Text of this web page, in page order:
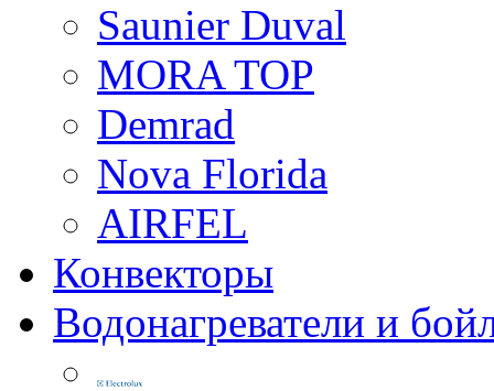
Saunier Duval
MORA TOP
Demrad
Nova Florida
AIRFEL
Конвекторы
Водонагреватели и